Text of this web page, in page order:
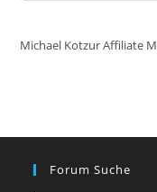
Michael Kotzur Affiliate
Forum Suche